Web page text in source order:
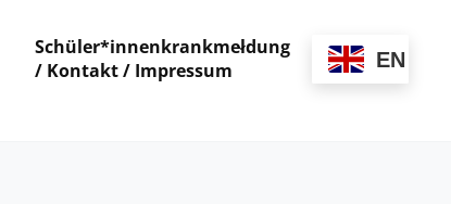
Schüler*innenkrankmeldung
/ Kontakt / Impressum
EN